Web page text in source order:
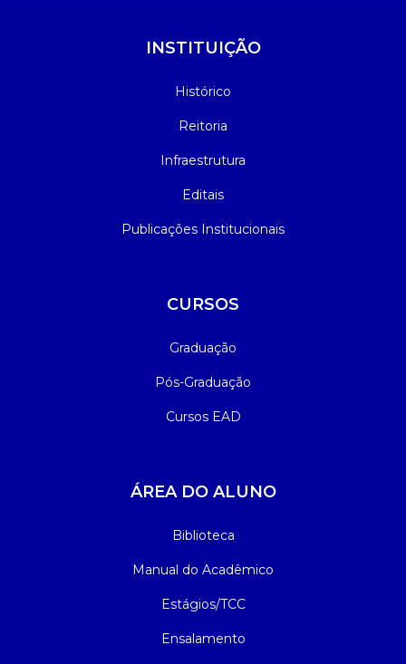
INSTITUIÇÃO
Histórico
Reitoria
Infraestrutura
Editais
Publicações Institucionais
CURSOS
Graduação
Pós-Graduação
Cursos EAD
ÁREA DO ALUNO
Biblioteca
Manual do Acadêmico
Estágios/TCC
Ensalamento